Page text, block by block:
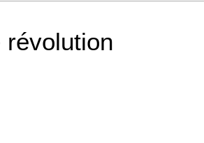
révolution